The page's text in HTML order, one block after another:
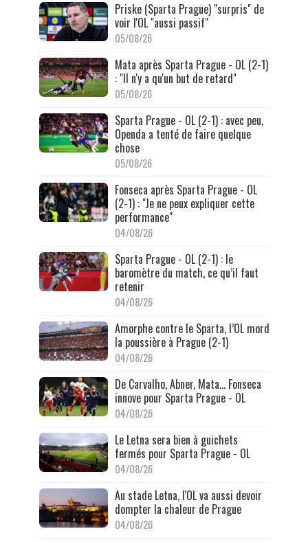
Priske (Sparta Prague) "surpris" de
voir l'OL "aussi passif"
05/08/26
Mata après Sparta Prague - OL (2-1)
: "Il n'y a qu'un but de retard"
05/08/26
Sparta Prague - OL (2-1) : avec peu,
Openda a tenté de faire quelque
chose
05/08/26
Fonseca après Sparta Prague - OL
(2-1) : "Je ne peux expliquer cette
performance"
04/08/26
Sparta Prague - OL (2-1) : le
baromètre du match, ce qu’il faut
retenir
04/08/26
Amorphe contre le Sparta, l’OL mord
la poussière à Prague (2-1)
04/08/26
De Carvalho, Abner, Mata… Fonseca
innove pour Sparta Prague - OL
04/08/26
Le Letna sera bien à guichets
fermés pour Sparta Prague - OL
04/08/26
Au stade Letna, l'OL va aussi devoir
dompter la chaleur de Prague
04/08/26